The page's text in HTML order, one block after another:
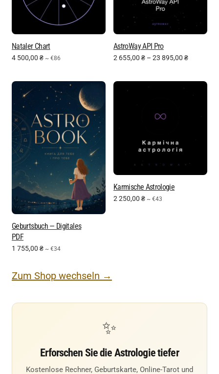
Nataler Chart
4 500,00 ₴ ~ €86
AstroWay API Pro
2 655,00 ₴ – 23 895,00 ₴
Geburtsbuch — Digitales
PDF
1 755,00 ₴ ~ €34
Karmische Astrologie
2 250,00 ₴ ~ €43
Zum Shop wechseln →
✨
Erforschen Sie die Astrologie tiefer
Kostenlose Rechner, Geburtskarte, Online-Tarot und